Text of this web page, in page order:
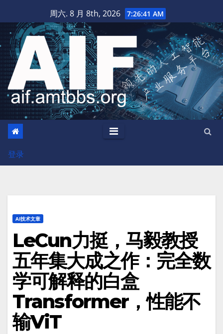
至
内
容
周六. 8 月 8th, 2026 7:26:42 AM
登录
AI技术文章
LeCun力挺，马毅教授
五年集大成之作：完全数
学可解释的白盒
Transformer，性能不
输ViT